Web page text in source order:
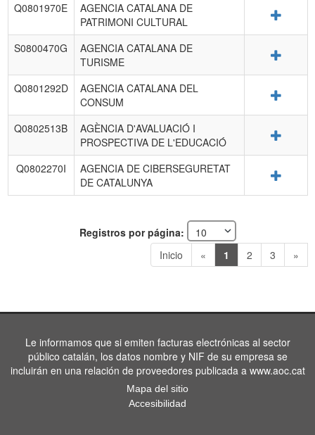
Q0801970E
AGENCIA CATALANA DE
PATRIMONI CULTURAL
S0800470G
AGENCIA CATALANA DE
TURISME
Q0801292D
AGENCIA CATALANA DEL
CONSUM
Q0802513B
AGÈNCIA D'AVALUACIÓ I
PROSPECTIVA DE L'EDUCACIÓ
Q0802270I
AGENCIA DE CIBERSEGURETAT
DE CATALUNYA
Registros por página:
Inicio
« 1 2 3 »
Le informamos que si emiten facturas electrónicas al sector
público catalán, los datos nombre y NIF de su empresa se
incluirán en una relación de proveedores publicada a www.aoc.cat
Mapa del sitio
Accesibilidad